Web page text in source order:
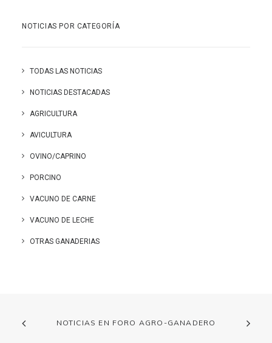
NOTICIAS POR CATEGORÍA
TODAS LAS NOTICIAS
NOTICIAS DESTACADAS
AGRICULTURA
AVICULTURA
OVINO/CAPRINO
PORCINO
VACUNO DE CARNE
VACUNO DE LECHE
OTRAS GANADERIAS
NOTICIAS EN FORO AGRO-GANADERO